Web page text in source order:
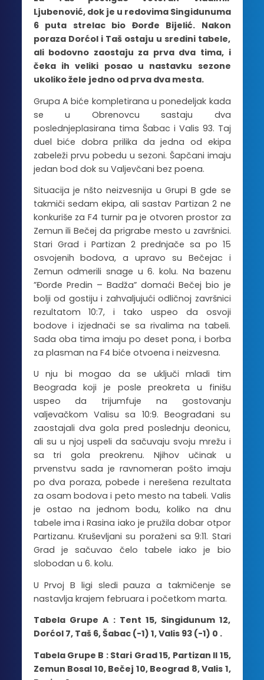
Ljubenović, dok je u redovima Singidunuma
6 puta strelac bio Đorđe Bijelić. Nakon
poraza Dorćol i Taš ostaju u sredini tabele,
ali bodovno zaostaju za prva dva tima, i
čeka ih veliki posao u nastavku sezone
ukoliko žele jedno od prva dva mesta.
Grupa A biće kompletirana u ponedeljak kada
se u Obrenovcu sastaju dva
poslednjeplasirana tima Šabac i Valis 93. Taj
duel biće dobra prilika da jedna od ekipa
zabeleži prvu pobedu u sezoni. Šapčani imaju
jedan bod dok su Valjevčani bez poena.
Situacija je nšto neizvesnija u Grupi B gde se
takmiči sedam ekipa, ali sastav Partizan 2 ne
konkuriše za F4 turnir pa je otvoren prostor za
Zemun ili Bečej da prigrabe mesto u završnici.
Stari Grad i Partizan 2 prednjače sa po 15
osvojenih bodova, a upravo su Bečejac i
Zemun odmerili snage u 6. kolu. Na bazenu
”Đorđe Predin – Badža” domaći Bečej bio je
bolji od gostiju i zahvaljujući odličnoj završnici
rezultatom 10:7, i tako uspeo da osvoji
bodove i izjednači se sa rivalima na tabeli.
Sada oba tima imaju po deset pona, i borba
za plasman na F4 biće otvoena i neizvesna.
U nju bi mogao da se uključi mladi tim
Beograda koji je posle preokreta u finišu
uspeo da trijumfuje na gostovanju
valjevačkom Valisu sa 10:9. Beograđani su
zaostajali dva gola pred poslednju deonicu,
ali su u njoj uspeli da sačuvaju svoju mrežu i
sa tri gola preokrenu. Njihov učinak u
prvenstvu sada je ravnomeran pošto imaju
po dva poraza, pobede i nerešena rezultata
za osam bodova i peto mesto na tabeli. Valis
je ostao na jednom bodu, koliko na dnu
tabele ima i Rasina iako je pružila dobar otpor
Partizanu. Kruševljani su poraženi sa 9:11. Stari
Grad je sačuvao čelo tabele iako je bio
slobodan u 6. kolu.
U Prvoj B ligi sledi pauza a takmičenje se
nastavlja krajem februara i početkom marta.
Tabela Grupe A : Tent 15, Singidunum 12,
Dorćol 7, Taš 6, Šabac (-1) 1, Valis 93 (-1) 0 .
Tabela Grupe B : Stari Grad 15, Partizan II 15,
Zemun Bosal 10, Bečej 10, Beograd 8, Valis 1,